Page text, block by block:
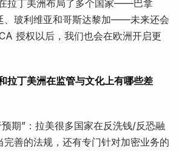
拉丁美洲布局了多个国家——巴拿
、玻利维亚和哥斯达黎加——未来还会
授权以后，我们也会在欧洲开启更
拉丁美洲在监管与文化上有哪些差
期”：拉美很多国家在反洗钱/反恐融
完善的法规，还有专门针对加密业务的